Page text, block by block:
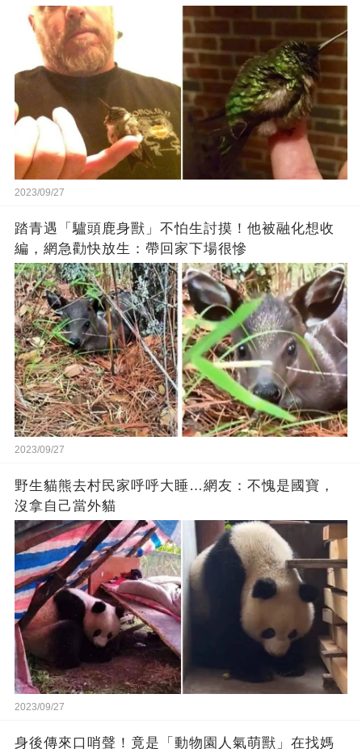
2023/09/27
踏青遇「驢頭鹿身獸」不怕生討摸！他被融化想收
編，網急勸快放生：帶回家下場很慘
2023/09/27
野生貓熊去村民家呼呼大睡…網友：不愧是國寶，
沒拿自己當外貓
2023/09/27
身後傳來口哨聲！竟是「動物園人氣萌獸」在找媽